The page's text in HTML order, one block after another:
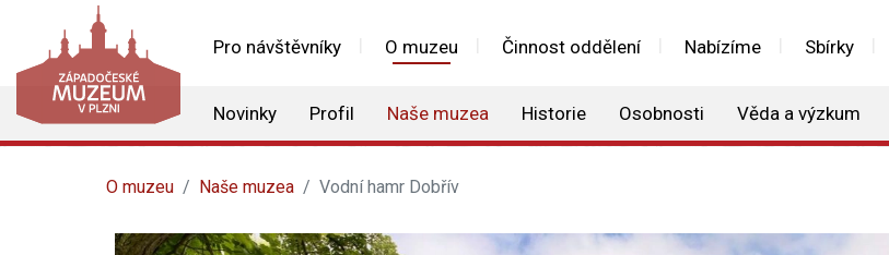
Pro návštěvníky O muzeu Činnost oddělení Nabízíme Sbírky
Novinky Profil Naše muzea Historie Osobnosti Věda a výzkum
O muzeu Naše muzea Vodní hamr Dobřív